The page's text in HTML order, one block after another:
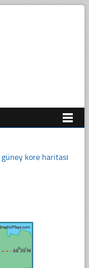
güney kore haritası